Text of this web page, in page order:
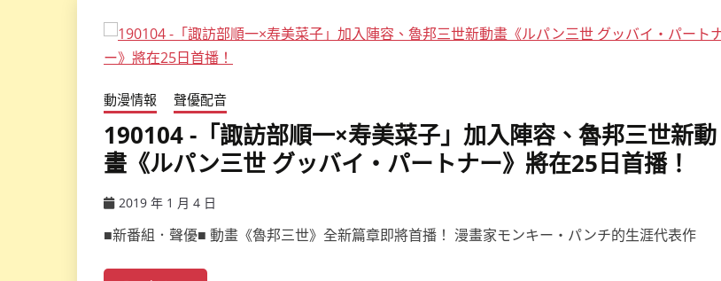
動漫情報 聲優配音
190104 -「諏訪部順一×寿美菜子」加入陣容、魯邦三世新動
畫《ルパン三世 グッバイ・パートナー》將在25日首播！
2019 年 1 月 4 日
■新番組．聲優■ 動畫《魯邦三世》全新篇章即將首播！ 漫畫家モンキー・パンチ的生涯代表作